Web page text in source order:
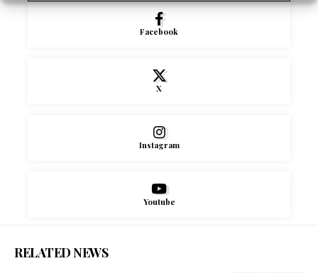
Facebook
X
Instagram
Youtube
RELATED NEWS